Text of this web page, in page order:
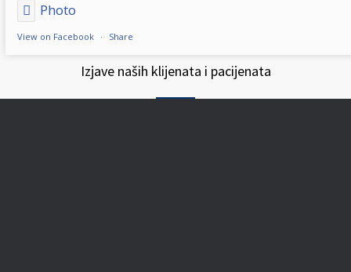
Photo
View on Facebook · Share
Izjave naših klijenata i pacijenata